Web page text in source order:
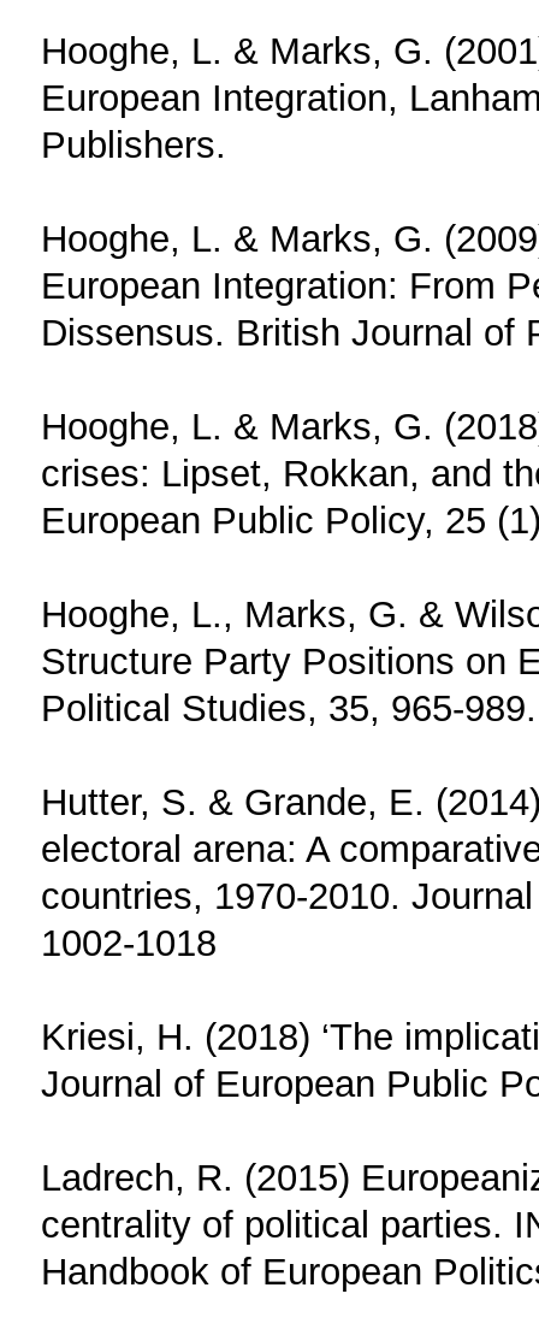
Hooghe, L. & Marks, G.
European Integration,
Publishers.
Hooghe, L. & Marks, G.
European Integration: From
Dissensus. British Journal of
Hooghe, L. & Marks, G.
crises: Lipset, Rokkan, and
European Public Policy, 25
Hooghe, L., Marks, G. &
Structure Party Positions on
Political Studies, 35, 965-989.
Hutter, S. & Grande, E.
electoral arena: A
countries, 1970-2010.
1002-1018
Kriesi, H. (2018) ‘The
Journal of European Public
Ladrech, R. (2015)
centrality of political parties.
Handbook of European